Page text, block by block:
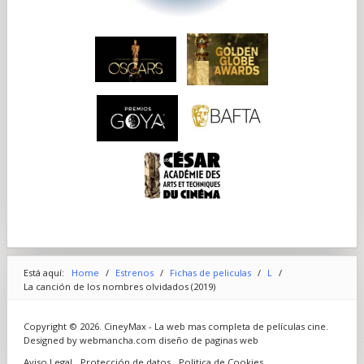
Para cuando Dovidl interpreta "La canción de los nombres
la idea de tocar el violín por fama y fortuna. "Para entonces, ya
no es Dovidl demostrando su virtuosidad, sino que es más
bien una evocación espiritual", revela Girard. "Su música se ha
convertido en un vehículo de algo más grande. No hay fama, ni
únicamente de honrar la memoria de los desaparecidos". Sin
embargo, Dovidl sigue teniendo su gran don. "'La canción de
los nombres olvidados" es una obra maestra que debe ser
Todas las partes de violín de la interpretación de "La canción
de los nombres olvidados", así como las interpretaciones del
joven Dovidl de piezas como "Tema original con variaciones,
Opus 15" de Henryk Wieniawski (audición) y "Caprice #9 y #24"
Shore. "Se metió en cuerpo y alma en 'La canción de los
nombres olvidados' y creó algo realmente trascendental".
Daniel Mutlu, cantor sénior en la sinagoga Central de
escena dice Shore. Daniel tuvo que interpretarla y sentir el
dolor". La banda sonora de Shore para la película entrelaza
Está aquí: Home / Estrenos / Fichas de peliculas / L /
La canción de los nombres olvidados (2019)
Copyright © 2026. CineyMax - La web mas completa de películas cine.
Designed by webmancha.com diseño de paginas web